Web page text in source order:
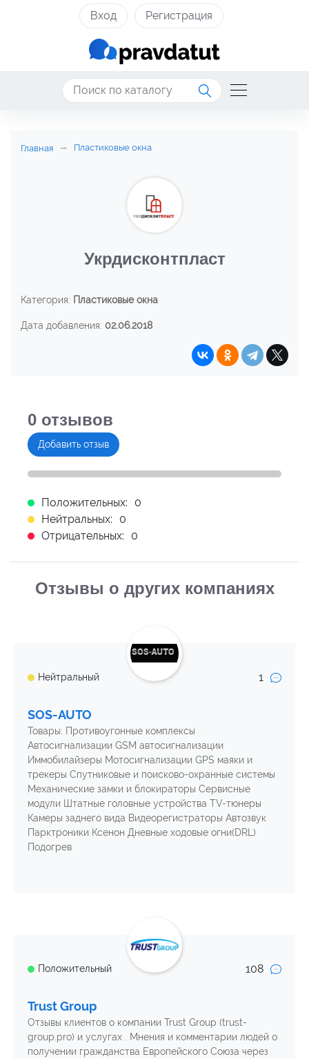
Вход Регистрация
Главная Пластиковые окна
Укрдисконтпласт
Категория: Пластиковые окна
Дата добавления: 02.06.2018
0 отзывов
Добавить отзыв
Положительных:
0
Нейтральных:
0
Отрицательных:
0
Отзывы о других компаниях
Нейтральный 1
SOS-AUTO
Товары: Противоугонные комплексы
Автосигнализации GSM автосигнализации
Иммобилайзеры Мотосигнализации GPS маяки и
трекеры Спутниковые и поисково-охранные системы
Механические замки и блокираторы Сервисные
модули Штатные головные устройства TV-тюнеры
Камеры заднего вида Видеорегистраторы Автозвук
Парктроники Ксенон Дневные ходовые огни(DRL)
Подогрев
Положительный 108
Trust Group
Отзывы клиентов о компании Trust Group (trust-
group.pro) и услугах . Мнения и комментарии людей о
получении гражданства Европейского Союза через